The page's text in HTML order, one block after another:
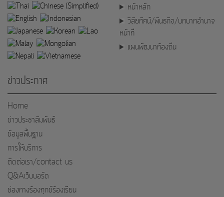
หน้าหลัก
วิสัยทัศน์/พันธกิจ/บทบาทอำนาจ
หน้าที่
แผนพัฒนาท้องถิ่น
ข่าวประกาศ
Home
ข่าวประชาสัมพันธ์
ข้อมูลพื้นฐาน
การให้บริการ
ติดต่อเรา/contact us
Q&Aเว็บบอร์ด
ช่องทางร้องทุกข์ร้องเรียน